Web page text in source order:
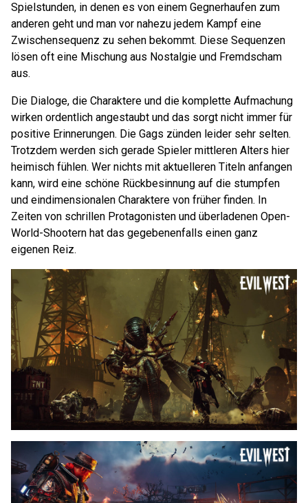
Spielstunden, in denen es von einem Gegnerhaufen zum
anderen geht und man vor nahezu jedem Kampf eine
Zwischensequenz zu sehen bekommt. Diese Sequenzen
lösen oft eine Mischung aus Nostalgie und Fremdscham
aus.
Die Dialoge, die Charaktere und die komplette Aufmachung
wirken ordentlich angestaubt und das sorgt nicht immer für
positive Erinnerungen. Die Gags zünden leider sehr selten.
Trotzdem werden sich gerade Spieler mittleren Alters hier
heimisch fühlen. Wer nichts mit aktuelleren Titeln anfangen
kann, wird eine schöne Rückbesinnung auf die stumpfen
und eindimensionalen Charaktere von früher finden. In
Zeiten von schrillen Protagonisten und überladenen Open-
World-Shootern hat das gegebenenfalls einen ganz
eigenen Reiz.